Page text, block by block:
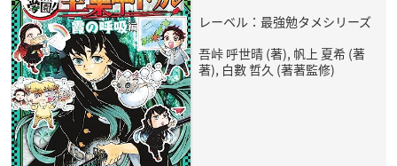
レーベル：最強勉タメシリーズ
吾峠 呼世晴 (著), 帆上 夏希 (著
著), 白數 哲久 (著著監修)